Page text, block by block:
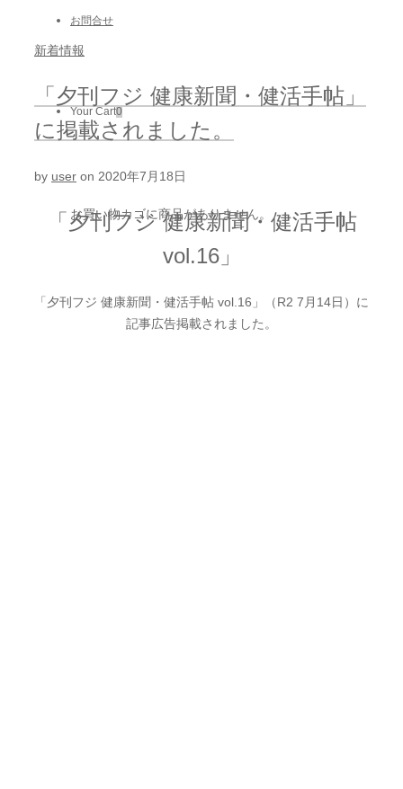
お問合せ
Your Cart0
お買い物カゴに商品がありません。
新着情報
「夕刊フジ 健康新聞・健活手帖」
に掲載されました。
by user on 2020年7月18日
「夕刊フジ 健康新聞・健活手帖
vol.16」
「夕刊フジ 健康新聞・健活手帖 vol.16」（R2 7月14日）に
記事広告掲載されました。